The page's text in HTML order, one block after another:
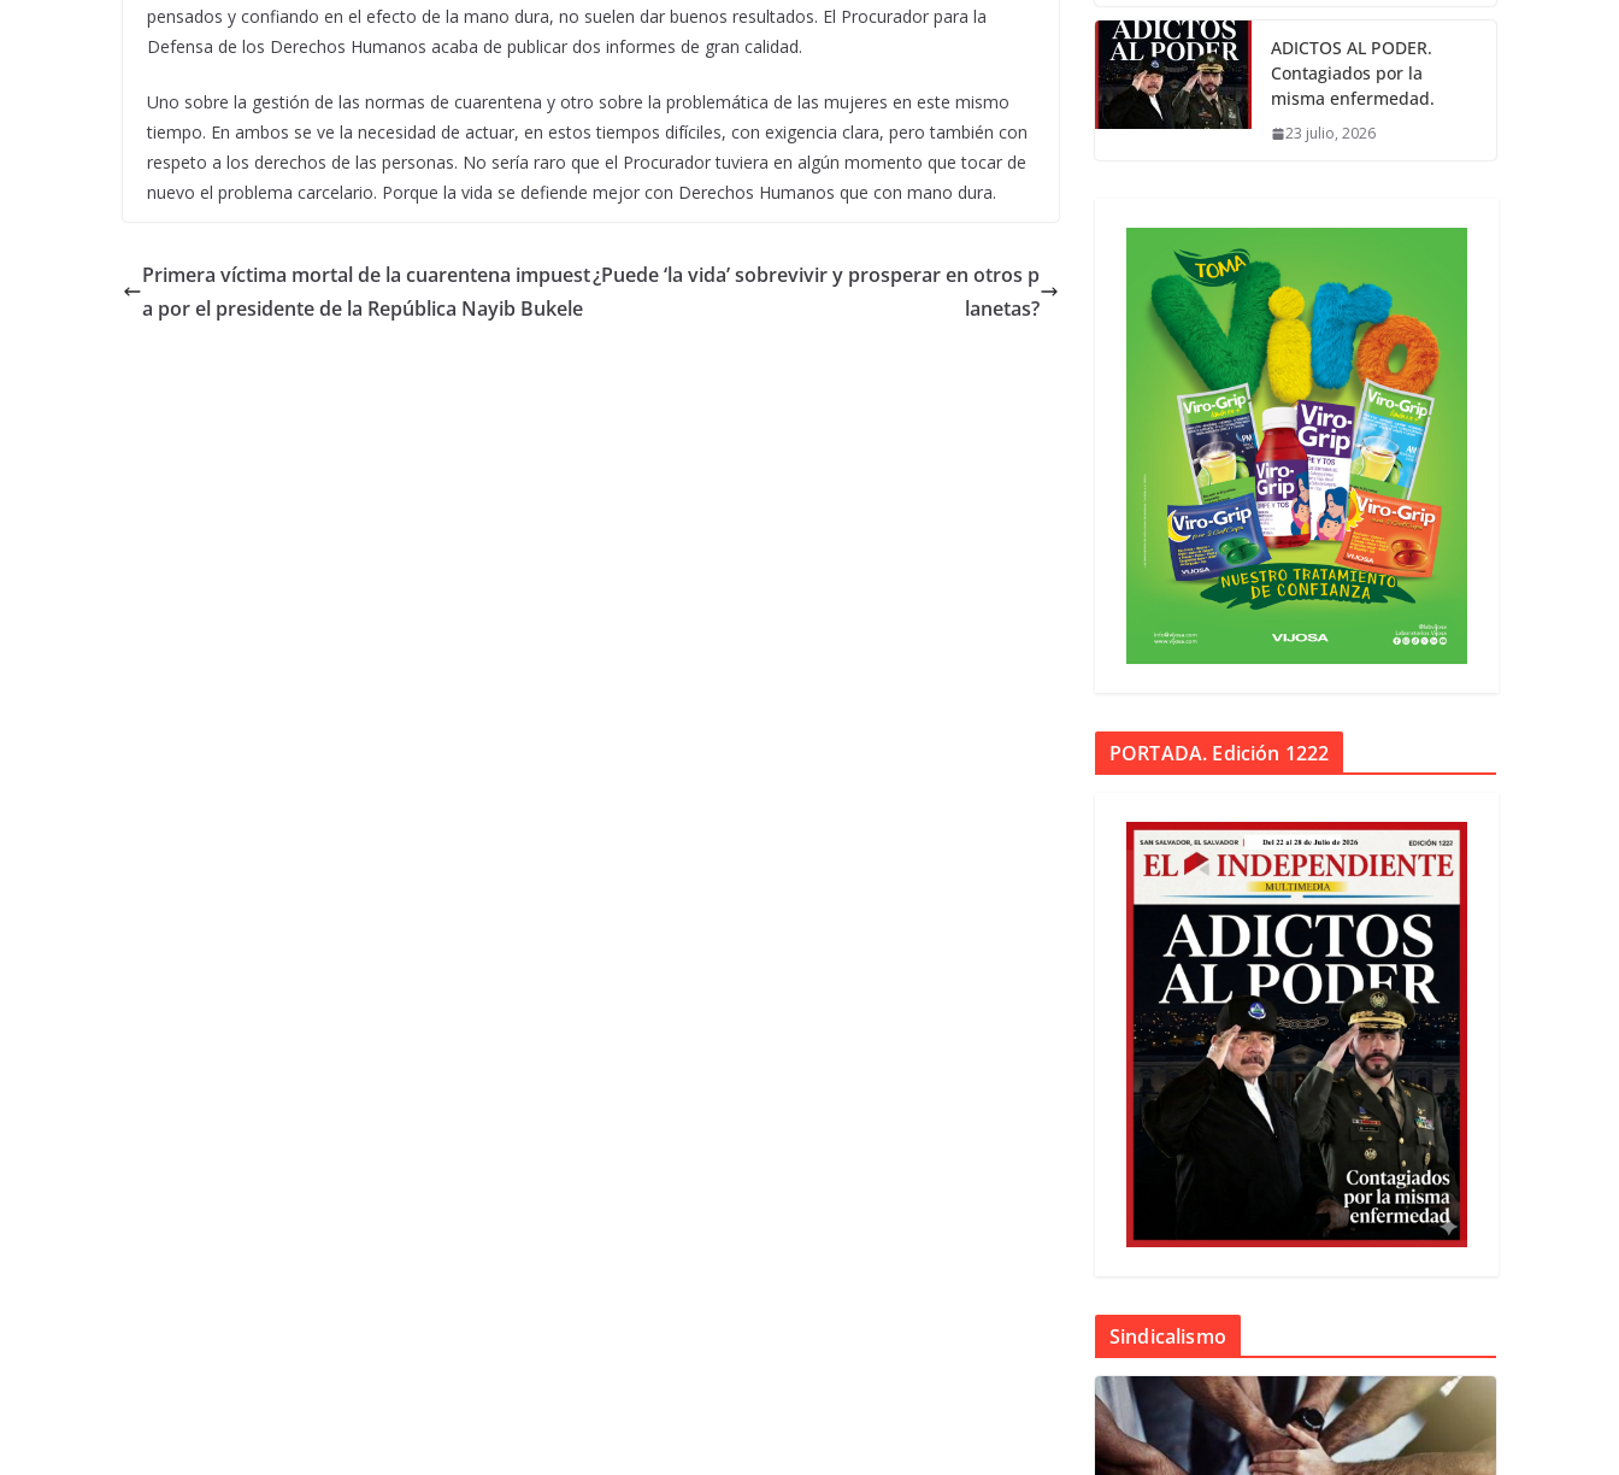
pensados y confiando en el efecto de la mano dura, no suelen dar buenos resultados. El Procurador para la
Defensa de los Derechos Humanos acaba de publicar dos informes de gran calidad.
Uno sobre la gestión de las normas de cuarentena y otro sobre la problemática de las mujeres en este mismo
tiempo. En ambos se ve la necesidad de actuar, en estos tiempos difíciles, con exigencia clara, pero también con
respeto a los derechos de las personas. No sería raro que el Procurador tuviera en algún momento que tocar de
nuevo el problema carcelario. Porque la vida se defiende mejor con Derechos Humanos que con mano dura.
Primera víctima mortal de la cuarentena impuest
a por el presidente de la República Nayib Bukele
¿Puede ‘la vida’ sobrevivir y prosperar en otros p
lanetas?
ADICTOS AL PODER.
Contagiados por la
misma enfermedad.
23 julio, 2026
PORTADA. Edición 1222
Sindicalismo